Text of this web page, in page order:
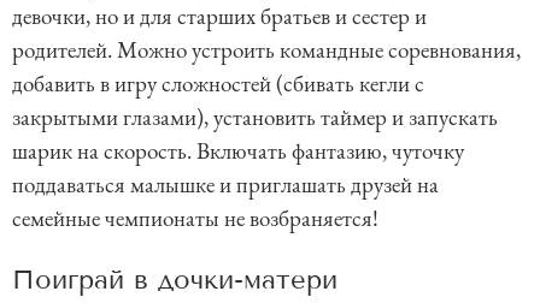
девочки, но и для старших братьев и сестер и
родителей. Можно устроить командные соревнования,
добавить в игру сложностей (сбивать кегли с
закрытыми глазами), установить таймер и запускать
шарик на скорость. Включать фантазию, чуточку
поддаваться малышке и приглашать друзей на
семейные чемпионаты не возбраняется!
Поиграй в дочки-матери